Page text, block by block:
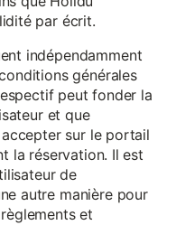
par écrit.
indépendamment
générales
peut fonder la
et que
sur le portail
la réservation. Il est
de
autre manière pour
et